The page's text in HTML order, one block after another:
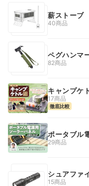
薪ストーブ
40商品
ペグハンマ
82商品
キャンプケ
17商品
徹底比較
ポータブル
29商品
シュアファ
15商品